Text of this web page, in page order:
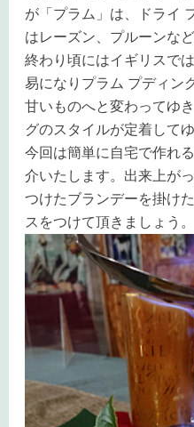
が「プラム」は、ドライ
はレーズン、プルーンな
終わり頃にはイギリスで
易になりプラム プディン
甘いものへと変わってゆ
グのスタイルが定着してゆ
今回は簡単に自宅で作れ
介いたします。出来上が
つけたブランデーを掛け
スをつけて頂きましょう。